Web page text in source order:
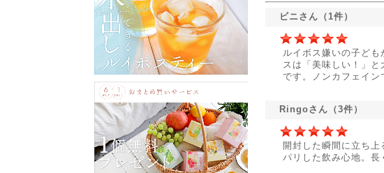
ビニさん（1件）
ルイボス嫌いの子ど
スは「美味しい！」
です。ノンカフェイン
Ringoさん（3件）
開封した瞬間に立ち
パリした飲み心地。長